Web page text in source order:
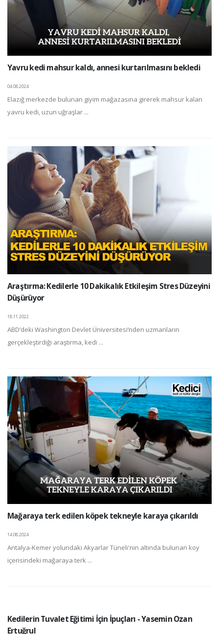
Yavru kedi mahsur kaldı, annesi kurtarılmasını bekledi
04.08.2024
Elazığ merkezde bulunan giyim mağazasına girerek mahsur kalan
yavru kedi, uzun uğraşlar ...
Araştırma: Kedilerle 10 Dakikalık Etkileşim Stres Düzeyini
Düşürüyor
18.11.2022
ABD’deki Washington Devlet Üniversitesi’nden uzmanların
gerçekleştirdiği araştırma, kedi ...
Mağaraya terk edilen köpek tekneyle karaya çıkarıldı
14.08.2024
Antalya-Kemer yolundaki Akyarlar Tüneli'nin altında bulunan koy
içerisindeki mağaraya terk ...
Kedilerin Tuvalet Eğitimi İçin İpuçları - Yasemin Ozan
Ertuğrul